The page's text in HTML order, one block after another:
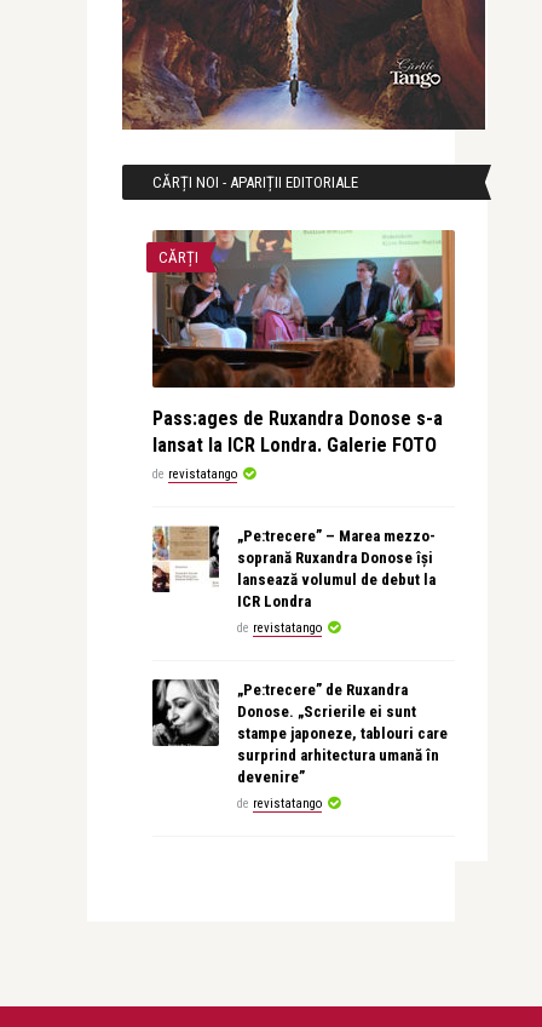
CĂRȚI NOI - APARIȚII EDITORIALE
CĂRȚI
Pass:ages de Ruxandra Donose s-a
lansat la ICR Londra. Galerie FOTO
de revistatango
„Pe:trecere” – Marea mezzo-
soprană Ruxandra Donose își
lansează volumul de debut la
ICR Londra
de revistatango
„Pe:trecere” de Ruxandra
Donose. „Scrierile ei sunt
stampe japoneze, tablouri care
surprind arhitectura umană în
devenire”
de revistatango